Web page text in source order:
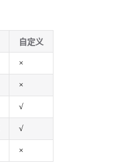
自定义
×
×
√
√
×